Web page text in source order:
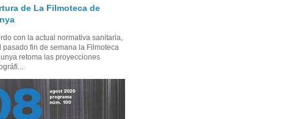
de La Filmoteca de
con la actual normativa sanitaria,
pasado fin de semana la Filmoteca
retoma las proyecciones